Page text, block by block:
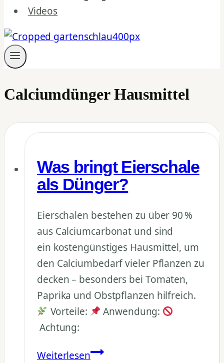
Videos
Calciumdünger Hausmittel
Was bringt Eierschale
als Dünger?
Eierschalen bestehen zu über 90 %
aus Calciumcarbonat und sind
ein kostengünstiges Hausmittel, um
den Calciumbedarf vieler Pflanzen zu
decken – besonders bei Tomaten,
Paprika und Obstpflanzen hilfreich.
Vorteile:
Anwendung:
Achtung:
WeiterlesenWas